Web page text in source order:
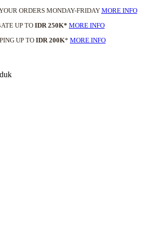
ORDERS MONDAY-FRIDAY MORE INFO
UP TO IDR 250K* MORE INFO
UP TO IDR 200K* MORE INFO